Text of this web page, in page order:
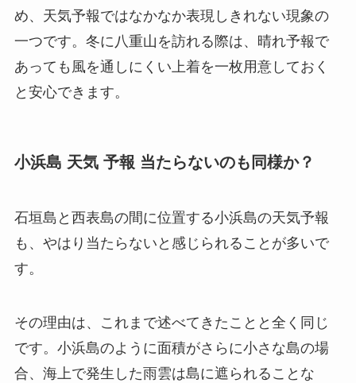
め、天気予報ではなかなか表現しきれない現象の
一つです。冬に八重山を訪れる際は、晴れ予報で
あっても風を通しにくい上着を一枚用意しておく
と安心できます。
小浜島 天気 予報 当たらないのも同様か？
石垣島と西表島の間に位置する小浜島の天気予報
も、やはり当たらないと感じられることが多いで
す。
その理由は、これまで述べてきたことと全く同じ
です。小浜島のように面積がさらに小さな島の場
合、海上で発生した雨雲は島に遮られることな